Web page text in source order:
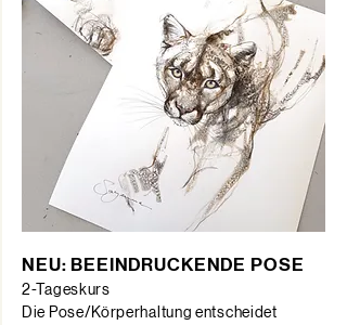
NEU: BEEINDRUCKENDE POSE
2-Tageskurs
Die Pose/Körperhaltung entscheidet